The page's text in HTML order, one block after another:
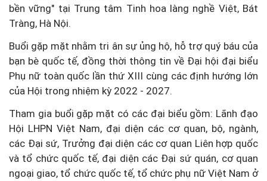
bền vững" tại Trung tâm Tinh hoa làng nghề Việt, Bát
Tràng, Hà Nội.
Buổi gặp mặt nhằm tri ân sự ủng hộ, hỗ trợ quý báu của
bạn bè quốc tế, đồng thời thông tin về Đại hội đại biểu
Phụ nữ toàn quốc lần thứ XIII cùng các định hướng lớn
của Hội trong nhiệm kỳ 2022 - 2027.
Tham gia buổi gặp mặt có các đại biểu gồm: Lãnh đạo
Hội LHPN Việt Nam, đại diện các cơ quan, bộ, ngành,
các Đại sứ, Trưởng đại diện các cơ quan Liên hợp quốc
và tổ chức quốc tế, đại diện các Đại sứ quán, cơ quan
ngoại giao, tổ chức quốc tế, tổ chức phụ nữ Việt Nam ở